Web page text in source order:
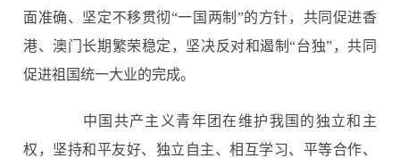
面准确、坚定不移贯彻“一国两制”的方针，共同促进香
港、澳门长期繁荣稳定，坚决反对和遏制“台独”，共同
促进祖国统一大业的完成。
中国共产主义青年团在维护我国的独立和主
权，坚持和平友好、独立自主、相互学习、平等合作、